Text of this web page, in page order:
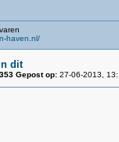
haven.nl/
dit
Gepost op:27-06-2013,